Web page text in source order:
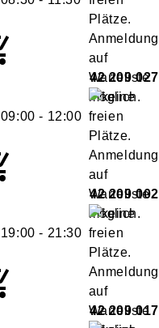
42 209 027
09:00 - 12:00
42 209 002
19:00 - 21:30
42 209 017